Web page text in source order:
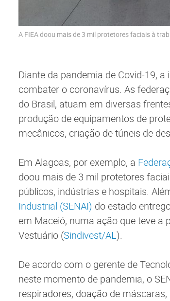
A FIEA doou mais de 3 mil protetores faciais à
Diante da pandemia de Covid-19,
combater o coronavírus. As
do Brasil, atuam em diversas
produção de equipamentos de
mecânicos, criação de túneis de
Em Alagoas, por exemplo, a
doou mais de 3 mil protetores
públicos, indústrias e hospitais.
Industrial (SENAI) do estado
em Maceió, numa ação que teve a
Vestuário (Sindivest/AL).
De acordo com o gerente de
neste momento de pandemia, o
respiradores, doação de